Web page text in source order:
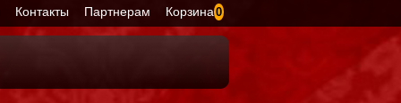
Контакты Партнерам Корзина 0